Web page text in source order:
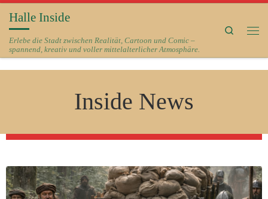
Zum Inhalt springen
Halle Inside
Erlebe die Stadt zwischen Realität, Cartoon und Comic –
spannend, kreativ und voller mittelalterlicher Atmosphäre.
Search
Inside News